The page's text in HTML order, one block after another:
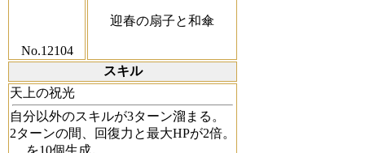
No.12104
迎春の扇子と和傘
スキル
天上の祝光
自分以外のスキルが3ターン溜まる。
2ターンの間、回復力と最大HPが2倍。
を10個生成。